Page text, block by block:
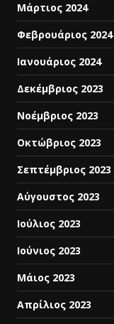
Μάρτιος 2024
Φεβρουάριος 2024
Ιανουάριος 2024
Δεκέμβριος 2023
Νοέμβριος 2023
Οκτώβριος 2023
Σεπτέμβριος 2023
Αύγουστος 2023
Ιούλιος 2023
Ιούνιος 2023
Μάιος 2023
Απρίλιος 2023